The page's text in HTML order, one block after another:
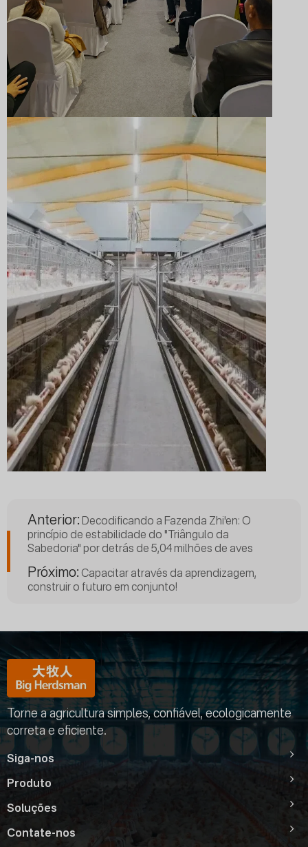
Anterior: Decodificando a Fazenda Zhi'en: O
princípio de estabilidade do "Triângulo da
Sabedoria" por detrás de 5,04 milhões de aves
Próximo: Capacitar através da aprendizagem,
construir o futuro em conjunto!
Torne a agricultura simples, confiável, ecologicamente
correta e eficiente.
Siga-nos
Produto
Soluções
Contate-nos